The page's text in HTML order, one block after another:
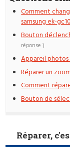
Comment
samsung ek-
Bouton
réponse )
Appareil photos
Réparer un
Comment
Bouton de
Réparer,